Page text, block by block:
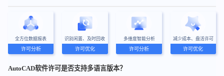
全方位数据报表
许可分析
识别闲置、及时回收
许可优化
多维度智能分析
许可分析
减少成本、盘活许可
许可优化
AutoCAD软件许可是否支持多语言版本？